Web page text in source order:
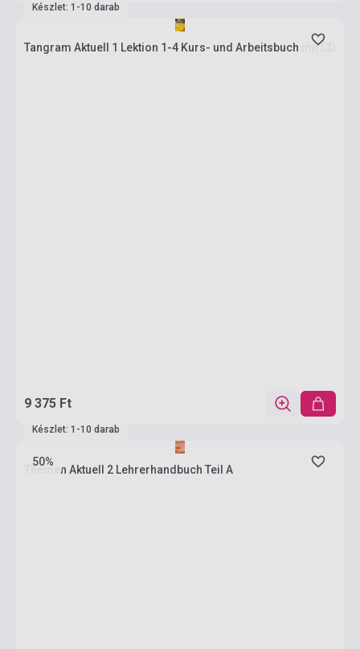
Készlet: 1-10 darab
Tangram Aktuell 1 Lektion 1-4 Kurs- und Arbeitsbuch mit CD
9 375 Ft
50%
Készlet: 1-10 darab
Themen Aktuell 2 Lehrerhandbuch Teil A